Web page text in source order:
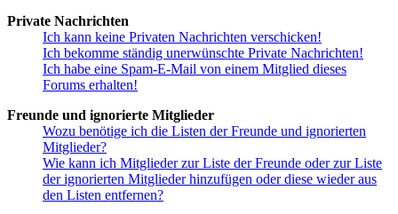
Private Nachrichten
Ich kann keine Privaten Nachrichten verschicken!
Ich bekomme ständig unerwünschte Private Nachrichten!
Ich habe eine Spam-E-Mail von einem Mitglied dieses
Forums erhalten!
Freunde und ignorierte Mitglieder
Wozu benötige ich die Listen der Freunde und ignorierten
Mitglieder?
Wie kann ich Mitglieder zur Liste der Freunde oder zur Liste
der ignorierten Mitglieder hinzufügen oder diese wieder aus
den Listen entfernen?